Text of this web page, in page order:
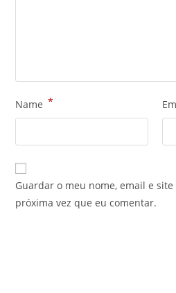
Name *
Guardar o meu nome, email e
próxima vez que eu comentar.